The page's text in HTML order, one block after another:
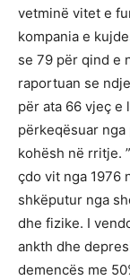
vetminë vitet e
kompania e
se 79 për qind e
raportuan se
për ata 66 vjeç e
përkeqësuar nga
kohësh në rritje.
çdo vit nga 1976
shkëputur nga
dhe fizike. I
ankth dhe
demencës me